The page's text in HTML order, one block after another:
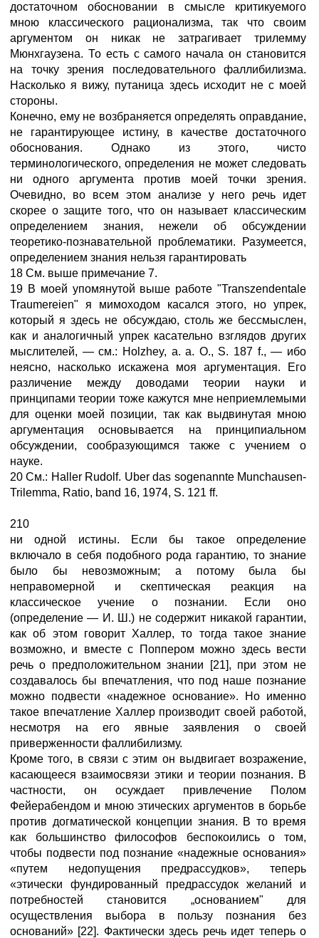
достаточном обосновании в смысле критикуемого
мною классического рационализма, так что своим
аргументом он никак не затрагивает трилемму
Мюнхгаузена. То есть с самого начала он становится
на точку зрения последовательного фаллибилизма.
Насколько я вижу, путаница здесь исходит не с моей
стороны.
Конечно, ему не возбраняется определять оправдание,
не гарантирующее истину, в качестве достаточного
обоснования. Однако из этого, чисто
терминологического, определения не может следовать
ни одного аргумента против моей точки зрения.
Очевидно, во всем этом анализе у него речь идет
скорее о защите того, что он называет классическим
определением знания, нежели об обсуждении
теоретико-познавательной проблематики. Разумеется,
определением знания нельзя гарантировать
18 См. выше примечание 7.
19 В моей упомянутой выше работе "Transzendentale
Traumereien" я мимоходом касался этого, но упрек,
который я здесь не обсуждаю, столь же бессмыслен,
как и аналогичный упрек касательно взглядов других
мыслителей, — см.: Holzhey, а. а. О., S. 187 f., — ибо
неясно, насколько искажена моя аргументация. Его
различение между доводами теории науки и
принципами теории тоже кажутся мне неприемлемыми
для оценки моей позиции, так как выдвинутая мною
аргументация основывается на принципиальном
обсуждении, сообразующимся также с учением о
науке.
20 См.: Haller Rudolf. Uber das sogenannte Munchausen-
Trilemma, Ratio, band 16, 1974, S. 121 ff.
210
ни одной истины. Если бы такое определение
включало в себя подобного рода гарантию, то знание
было бы невозможным; а потому была бы
неправомерной и скептическая реакция на
классическое учение о познании. Если оно
(определение — И. Ш.) не содержит никакой гарантии,
как об этом говорит Халлер, то тогда такое знание
возможно, и вместе с Поппером можно здесь вести
речь о предположительном знании [21], при этом не
создавалось бы впечатления, что под наше познание
можно подвести «надежное основание». Но именно
такое впечатление Халлер производит своей работой,
несмотря на его явные заявления о своей
приверженности фаллибилизму.
Кроме того, в связи с этим он выдвигает возражение,
касающееся взаимосвязи этики и теории познания. В
частности, он осуждает привлечение Полом
Фейерабендом и мною этических аргументов в борьбе
против догматической концепции знания. В то время
как большинство философов беспокоились о том,
чтобы подвести под познание «надежные основания»
«путем недопущения предрассудков», теперь
«этически фундированный предрассудок желаний и
потребностей становится „основанием" для
осуществления выбора в пользу познания без
оснований» [22]. Фактически здесь речь идет теперь о